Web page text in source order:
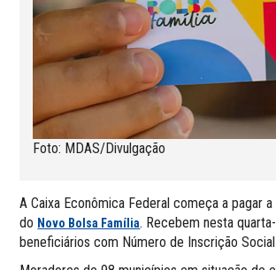
Foto: MDAS/Divulgação
A Caixa Econômica Federal começa a pagar
do Novo Bolsa Família. Recebem nesta
beneficiários com Número de Inscrição